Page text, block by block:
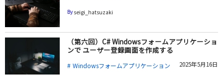
Byseigi_hatsuzaki
（第六回）C# Windowsフォームアプリケーショ
ンで ユーザー登録画面を作成する
Windowsフォームアプリケーション 2025年5月16日